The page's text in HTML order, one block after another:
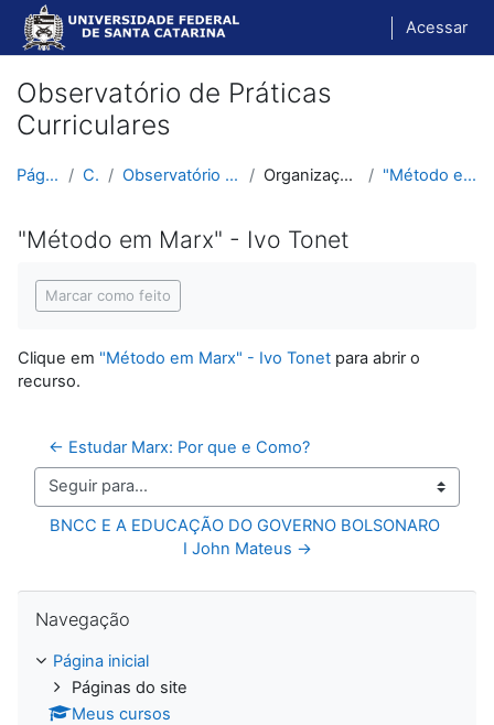
Ir para o conteúdo principal
Acessar
Observatório de Práticas
Curriculares
Página inicial Cursos Observatório de Práticas Curriculares Organização Escolar e Didática "Método em Marx" - Ivo Tonet
"Método em Marx" - Ivo Tonet
Marcar como feito
Clique em "Método em Marx" - Ivo Tonet para abrir o
recurso.
← Estudar Marx: Por que e Como?
Seguir para...
BNCC E A EDUCAÇÃO DO GOVERNO BOLSONARO
I John Mateus →
Navegação
Página inicial
Páginas do site
Meus cursos